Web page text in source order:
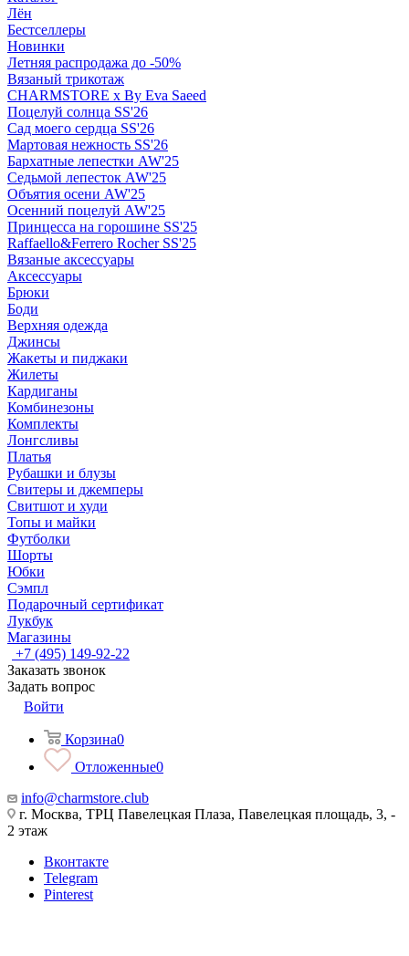
Лён
Бестселлеры
Новинки
Летняя распродажа до -50%
Вязаный трикотаж
CHARMSTORE х By Eva Saeed
Поцелуй солнца SS'26
Сад моего сердца SS'26
Мартовая нежность SS'26
Бархатные лепестки AW'25
Седьмой лепесток AW'25
Объятия осени AW'25
Осенний поцелуй AW'25
Принцесса на горошине SS'25
Raffaello&Ferrero Rocher SS'25
Вязаные аксессуары
Аксессуары
Брюки
Боди
Верхняя одежда
Джинсы
Жакеты и пиджаки
Жилеты
Кардиганы
Комбинезоны
Комплекты
Лонгсливы
Платья
Рубашки и блузы
Свитеры и джемперы
Свитшот и худи
Топы и майки
Футболки
Шорты
Юбки
Сэмпл
Подарочный сертификат
Лукбук
Магазины
+7 (495) 149-92-22
Заказать звонок
Задать вопрос
Войти
Корзина0
Отложенные0
info@charmstore.club
г. Москва, ТРЦ Павелецкая Плаза, Павелецкая площадь, 3, -
2 этаж
Вконтакте
Telegram
Pinterest